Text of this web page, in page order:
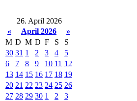
26. April 2026
«
April 2026
»
M D M D F S
S
30 31 1 2 3 4
5
6
7 8 9 10 11 12
13 14 15 16 17 18 19
20 21 22 23 24 25 26
27 28 29 30 1 2 3